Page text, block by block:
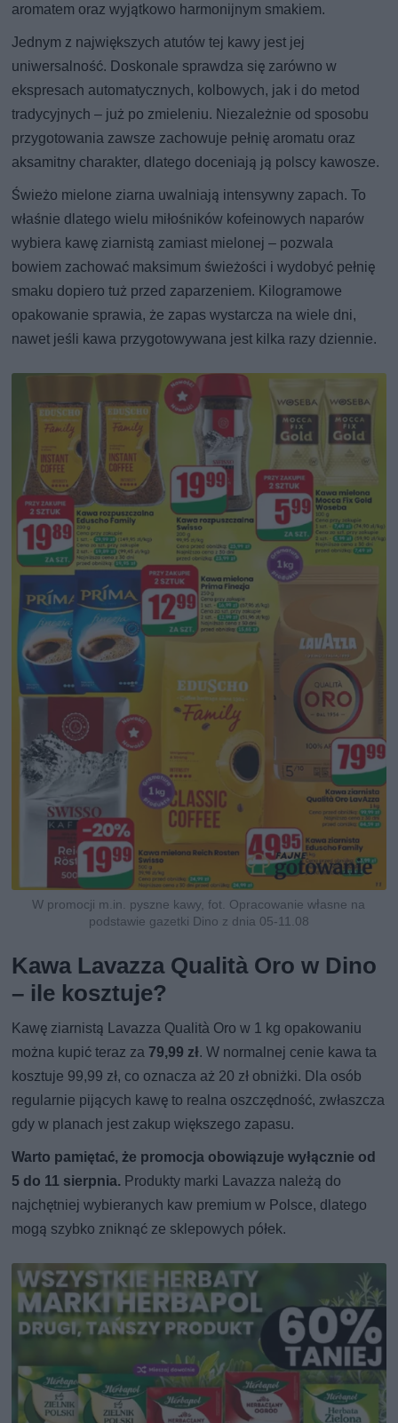
aromatem oraz wyjątkowo harmonijnym smakiem.
Jednym z największych atutów tej kawy jest jej
uniwersalność. Doskonale sprawdza się zarówno w
ekspresach automatycznych, kolbowych, jak i do metod
tradycyjnych – już po zmieleniu. Niezależnie od sposobu
przygotowania zawsze zachowuje pełnię aromatu oraz
aksamitny charakter, dlatego doceniają ją polscy kawosze.
Świeżo mielone ziarna uwalniają intensywny zapach. To
właśnie dlatego wielu miłośników kofeinowych naparów
wybiera kawę ziarnistą zamiast mielonej – pozwala
bowiem zachować maksimum świeżości i wydobyć pełnię
smaku dopiero tuż przed zaparzeniem. Kilogramowe
opakowanie sprawia, że zapas wystarcza na wiele dni,
nawet jeśli kawa przygotowywana jest kilka razy dziennie.
W promocji m.in. pyszne kawy, fot. Opracowanie własne na
podstawie gazetki Dino z dnia 05-11.08
Kawa Lavazza Qualità Oro w Dino
– ile kosztuje?
Kawę ziarnistą Lavazza Qualità Oro w 1 kg opakowaniu
można kupić teraz za 79,99 zł. W normalnej cenie kawa ta
kosztuje 99,99 zł, co oznacza aż 20 zł obniżki. Dla osób
regularnie pijących kawę to realna oszczędność, zwłaszcza
gdy w planach jest zakup większego zapasu.
Warto pamiętać, że promocja obowiązuje wyłącznie od
5 do 11 sierpnia. Produkty marki Lavazza należą do
najchętniej wybieranych kaw premium w Polsce, dlatego
mogą szybko zniknąć ze sklepowych półek.